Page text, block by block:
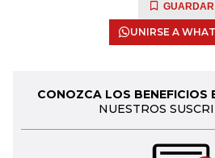
GUARDAR
UNIRSE A
CONOZCA LOS BENEFICIOS
NUESTROS